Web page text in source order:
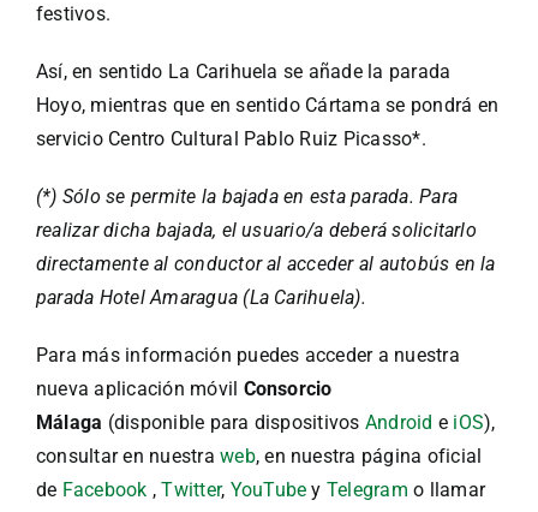
festivos.
Así, en sentido La Carihuela se añade la parada
Hoyo, mientras que en sentido Cártama se pondrá en
servicio Centro Cultural Pablo Ruiz Picasso*.
(*) Sólo se permite la bajada en esta parada. Para
realizar dicha bajada, el usuario/a deberá solicitarlo
directamente al conductor al acceder al autobús en la
parada Hotel Amaragua (La Carihuela).
Para más información puedes acceder a nuestra
nueva aplicación móvil Consorcio
Málaga (disponible para dispositivos Android e iOS),
consultar en nuestraweb, en nuestra página oficial
de Facebook ,Twitter, YouTube y Telegramo llamar